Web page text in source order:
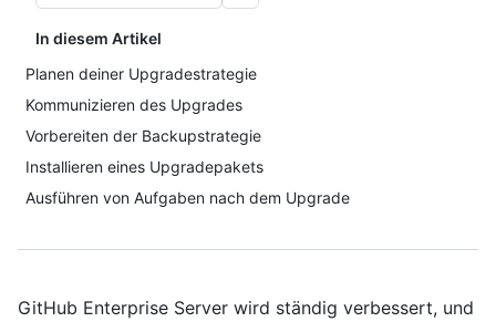
In diesem Artikel
Planen deiner Upgradestrategie
Kommunizieren des Upgrades
Vorbereiten der Backupstrategie
Installieren eines Upgradepakets
Ausführen von Aufgaben nach dem Upgrade
GitHub Enterprise Server wird ständig verbessert, und